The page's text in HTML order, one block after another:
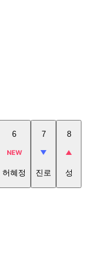
6
허혜정
7
진로
8
성